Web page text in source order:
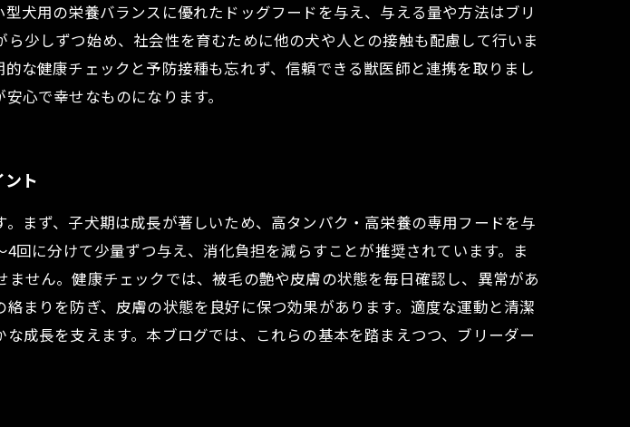
犬用の栄養バランスに優れたドッグフードを与え、与える量や方法はブリ
少しずつ始め、社会性を育むために他の犬や人との接触も配慮して行いま
な健康チェックと予防接種も忘れず、信頼できる獣医師と連携を取りまし
心で幸せなものになります。
ト
まず、子犬期は成長が著しいため、高タンパク・高栄養の専用フードを与
回に分けて少量ずつ与え、消化負担を減らすことが推奨されています。ま
せん。健康チェックでは、被毛の艶や皮膚の状態を毎日確認し、異常があ
まりを防ぎ、皮膚の状態を良好に保つ効果があります。適度な運動と清潔
成長を支えます。本ブログでは、これらの基本を踏まえつつ、ブリーダー